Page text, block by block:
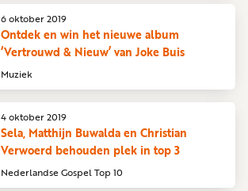
Muziek
Ontdek en win het nieuwe album
‘Vertrouwd & Nieuw’ van Joke Buis
6 oktober 2019
Nederlandse Gospel Top 10
Sela, Matthijn Buwalda en Christian
Verwoerd behouden plek in top 3
4 oktober 2019